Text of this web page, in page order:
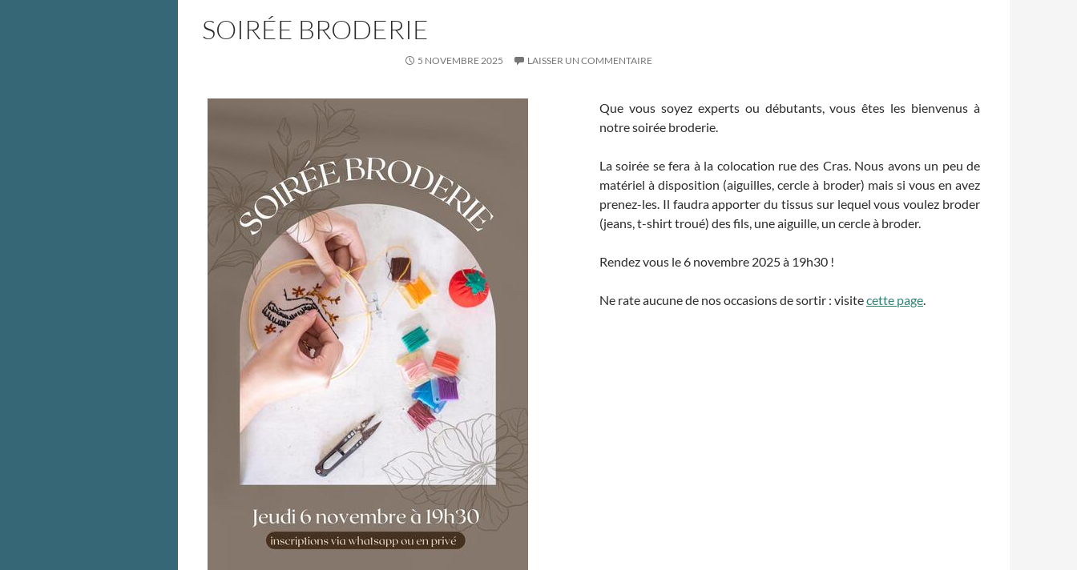
SOIRÉE BRODERIE
5 NOVEMBRE 2025 LAISSER UN COMMENTAIRE
Que vous soyez experts ou débutants, vous êtes les bienvenus à
notre soirée broderie.
La soirée se fera à la colocation rue des Cras. Nous avons un peu de
matériel à disposition (aiguilles, cercle à broder) mais si vous en avez
prenez-les. Il faudra apporter du tissus sur lequel vous voulez broder
(jeans, t-shirt troué) des fils, une aiguille, un cercle à broder.
Rendez vous le 6 novembre 2025 à 19h30 !
Ne rate aucune de nos occasions de sortir : visitecette page.